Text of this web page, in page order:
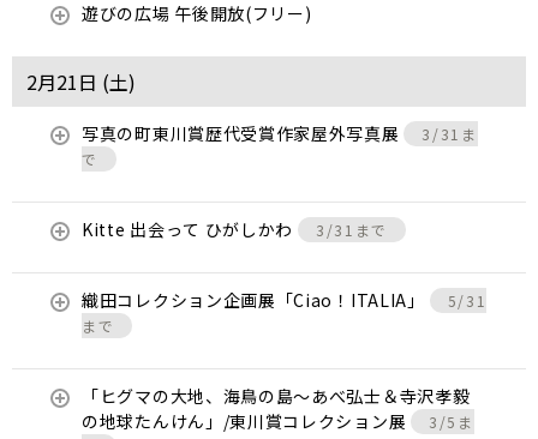
遊びの広場 午後開放(フリー)
2月21日 (土)
写真の町東川賞歴代受賞作家屋外写真展
3/31ま
で
Kitte 出会って ひがしかわ 3/31まで
織田コレクション企画展「Ciao！ITALIA」
5/31
まで
「ヒグマの大地、海鳥の島～あべ弘士＆寺沢孝毅
の地球たんけん」/東川賞コレクション展
3/5ま